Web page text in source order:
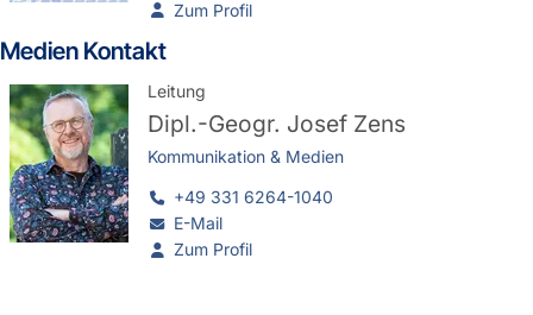
Zum Profil
Medien Kontakt
Leitung
Dipl.-Geogr. Josef Zens
Kommunikation & Medien
+49 331 6264-1040
E-Mail
Zum Profil